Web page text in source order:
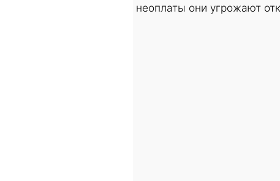
неоплаты они угрожают